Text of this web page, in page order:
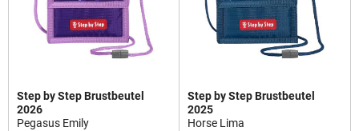
Step by Step Brustbeutel
2026
Pegasus Emily
Step by Step Brustbeutel
2025
Horse Lima